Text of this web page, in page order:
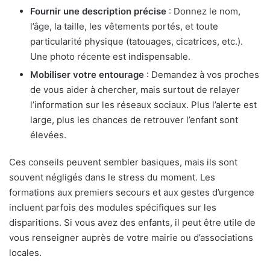
Fournir une description précise : Donnez le nom,
l’âge, la taille, les vêtements portés, et toute
particularité physique (tatouages, cicatrices, etc.).
Une photo récente est indispensable.
Mobiliser votre entourage : Demandez à vos proches
de vous aider à chercher, mais surtout de relayer
l’information sur les réseaux sociaux. Plus l’alerte est
large, plus les chances de retrouver l’enfant sont
élevées.
Ces conseils peuvent sembler basiques, mais ils sont
souvent négligés dans le stress du moment. Les
formations aux premiers secours et aux gestes d’urgence
incluent parfois des modules spécifiques sur les
disparitions. Si vous avez des enfants, il peut être utile de
vous renseigner auprès de votre mairie ou d’associations
locales.